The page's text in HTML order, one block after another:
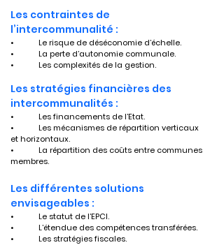
Les contraintes de
l’intercommunalité :
•	Le risque de déséconomie d’échelle.
•	La perte d’autonomie communale.
•	Les complexités de la gestion.
Les stratégies financières des
intercommunalités :
•	Les financements de l’Etat.
•	Les mécanismes de répartition verticaux
et horizontaux.
•	La répartition des coûts entre communes
Les différentes solutions
envisageables :
•	Le statut de l’EPCI.
•	L’étendue des compétences transférées.
•	Les stratégies fiscales.